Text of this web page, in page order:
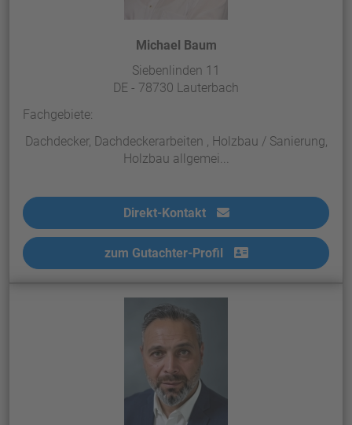
Michael Baum
Siebenlinden 11
DE - 78730 Lauterbach
Fachgebiete:
Dachdecker, Dachdeckerarbeiten , Holzbau / Sanierung,
Holzbau allgemei...
Direkt-Kontakt
zum Gutachter-Profil